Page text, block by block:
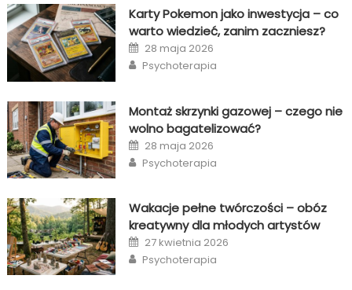
Karty Pokemon jako inwestycja – co
warto wiedzieć, zanim zaczniesz?
Posted
on
28 maja 2026
Author
Psychoterapia
Montaż skrzynki gazowej – czego nie
wolno bagatelizować?
Posted
on
28 maja 2026
Author
Psychoterapia
Wakacje pełne twórczości – obóz
kreatywny dla młodych artystów
Posted
on
27 kwietnia 2026
Author
Psychoterapia